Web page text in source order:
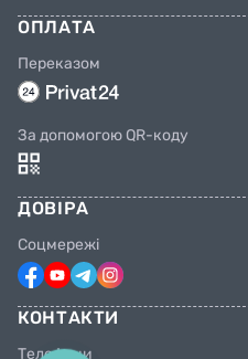
ОПЛАТА
Переказом
За допомогою QR-коду
ДОВІРА
Соцмережі
КОНТАКТИ
Телефони